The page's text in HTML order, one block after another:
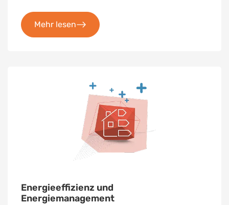
Mehr lesen
Energieeffizienz und
Energiemanagement